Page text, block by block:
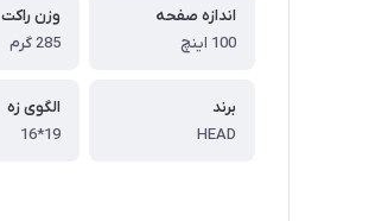
اندازه صفحه
100 اینچ
وزن راکت
285 گرم
برند
HEAD
الگوی زه
19*16